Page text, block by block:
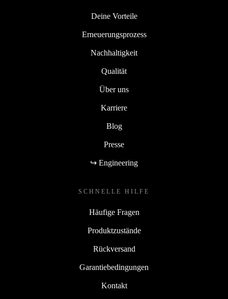
Deine Vorteile
Erneuerungsprozess
Nachhaltigkeit
Qualität
Über uns
Karriere
Blog
Presse
↪ Engineering
SCHNELLE HILFE
Häufige Fragen
Produktzustände
Rückversand
Garantiebedingungen
Kontakt